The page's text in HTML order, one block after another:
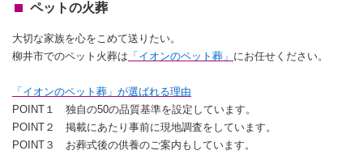
ペットの火葬
大切な家族を心をこめて送りたい。
柳井市でのペット火葬は 「イオンのペット葬」 にお任せください。
「イオンのペット葬」が選ばれる理由
POINT１ 独自の50の品質基準を設定しています。
POINT２ 掲載にあたり事前に現地調査をしています。
POINT３ お葬式後の供養のご案内もしています。